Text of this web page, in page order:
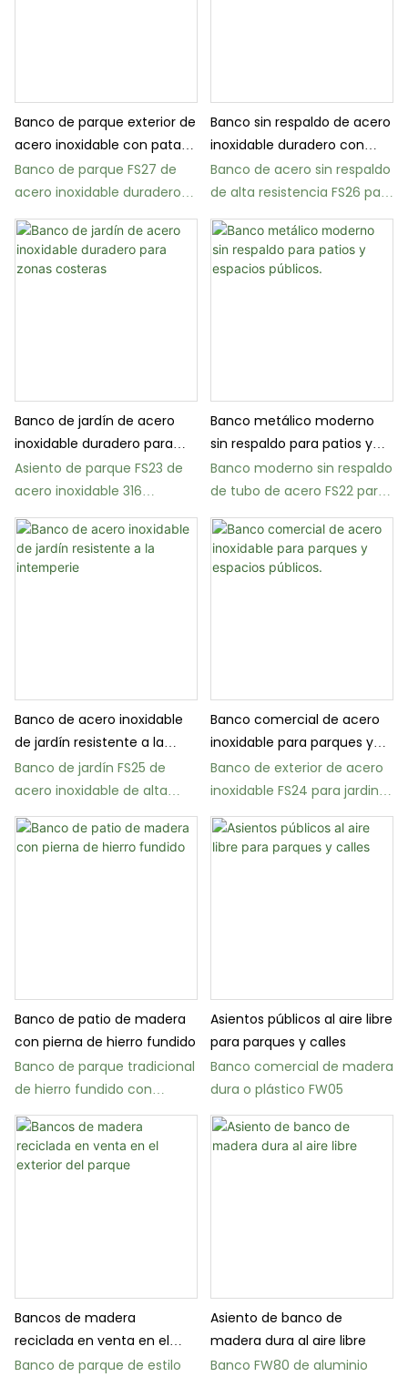
Banco de parque exterior de
acero inoxidable con patas
de hierro fundido.
Banco de parque FS27 de
acero inoxidable duradero
con patas de hierro fundido.
Banco sin respaldo de acero
inoxidable duradero con
patas de hierro fundido.
Banco de acero sin respaldo
de alta resistencia FS26 para
parques y espacios públicos
Banco de jardín de acero
inoxidable duradero para
zonas costeras
Asiento de parque FS23 de
acero inoxidable 316
resistente a la intemperie
Banco metálico moderno
sin respaldo para patios y
espacios públicos.
Banco moderno sin respaldo
de tubo de acero FS22 para
espacios públicos
Banco de acero inoxidable
de jardín resistente a la
intemperie
Banco de jardín FS25 de
acero inoxidable de alta
resistencia para parques
Banco comercial de acero
inoxidable para parques y
espacios públicos.
Banco de exterior de acero
inoxidable FS24 para jardines
y aceras.
Banco de patio de madera
con pierna de hierro fundido
Banco de parque tradicional
de hierro fundido con
listones de madera FW25
Asientos públicos al aire libre
para parques y calles
Banco comercial de madera
dura o plástico FW05
Bancos de madera
reciclada en venta en el
exterior del parque
Banco de parque de estilo
Asiento de banco de
madera dura al aire libre
Banco FW80 de aluminio